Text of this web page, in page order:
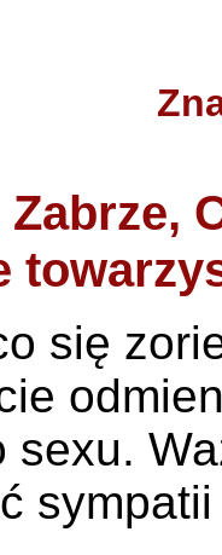
się
sexu.